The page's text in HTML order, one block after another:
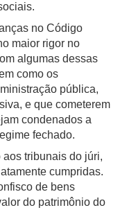
no Código
maior rigor no
algumas dessas
como os
pública,
e que cometerem
condenados a
fechado.
tribunais do júri,
cumpridas.
de bens
do patrimônio do